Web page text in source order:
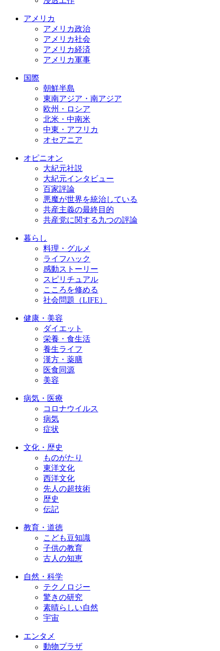
アメリカ
アメリカ政治
アメリカ社会
アメリカ経済
アメリカ軍事
国際
朝鮮半島
東南アジア・南アジア
欧州・ロシア
北米・中南米
中東・アフリカ
オセアニア
オピニオン
大紀元社説
大紀元インタビュー
百家評論
悪魔が世界を統治している
共産主義の最終目的
共産党に関する九つの評論
暮らし
料理・グルメ
ライフハック
感動ストーリー
スピリチュアル
こころを修める
社会問題（LIFE）
健康・美容
ダイエット
栄養・食生活
養生ライフ
漢方・薬膳
医食同源
美容
病気・医療
コロナウイルス
病気
症状
文化・歴史
ものがたり
東洋文化
西洋文化
先人の超技術
歴史
伝記
教育・道徳
こども豆知識
子供の教育
古人の知恵
自然・科学
テクノロジー
驚きの研究
素晴らしい自然
宇宙
エンタメ
動物プラザ